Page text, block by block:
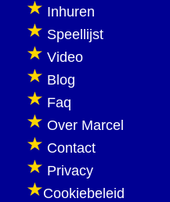
Inhuren
Speellijst
Video
Blog
Faq
Over Marcel
Contact
Privacy
Cookiebeleid